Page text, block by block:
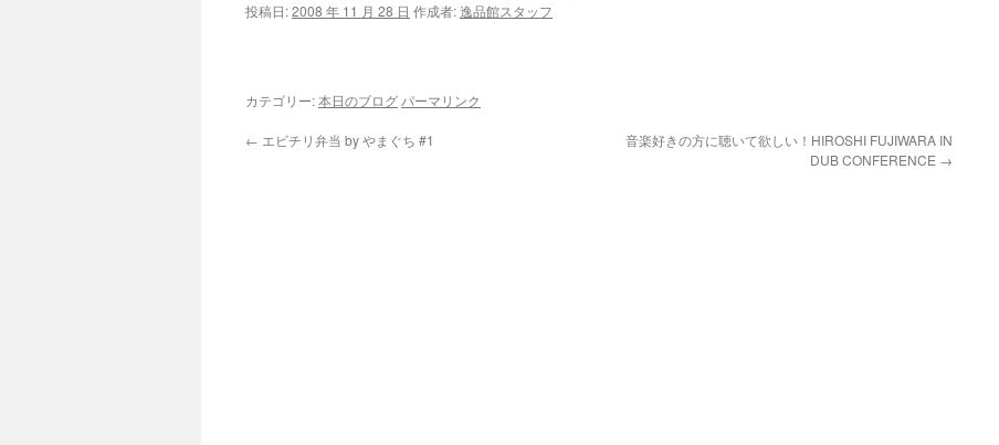
投稿日:2008 年 11 月 28 日 作成者:逸品館スタッフ
カテゴリー:本日のブログ パーマリンク
← エビチリ弁当 by やまぐち #1
音楽好きの方に聴いて欲しい！HIROSHI FUJIWARA IN
DUB CONFERENCE →